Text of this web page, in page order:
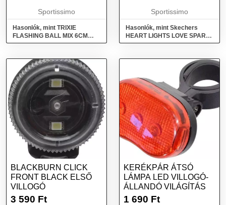
Sportissimo
Hasonlók, mint TRIXIE
FLASHING BALL MIX 6CM
Villogó labda, mix, méret
Sportissimo
Hasonlók, mint Skechers
HEART LIGHTS LOVE SPARK
Lány villogó tornacipő, mix,
BLACKBURN CLICK
FRONT BLACK ELSŐ
VILLOGÓ
3 590 Ft
KERÉKPÁR ÁTSÓ
LÁMPA LED VILLOGÓ-
ÁLLANDÓ VILÁGÍTÁS
1 690 Ft